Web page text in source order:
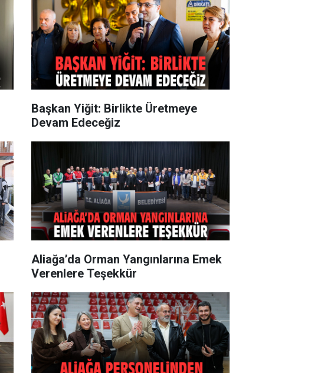
Başkan Yiğit: Birlikte Üretmeye
Devam Edeceğiz
Aliağa’da Orman Yangınlarına Emek
Verenlere Teşekkür